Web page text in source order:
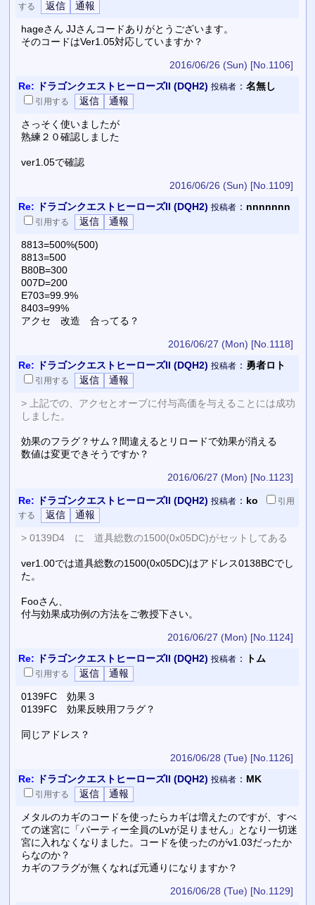
する
hageさん JJさんコードありがとうございます。
そのコードはVer1.05対応していますか？
2016/06/26 (Sun) [No.1106]
Re: ドラゴンクエストヒーローズII (DQH2) 投稿者： 名無し
引用する
さっそく使いましたが
熟練２０確認しました
ver1.05で確認
2016/06/26 (Sun) [No.1109]
Re: ドラゴンクエストヒーローズII (DQH2) 投稿者： nnnnnnn
引用する
8813=500%(500)
8813=500
B80B=300
007D=200
E703=99.9%
8403=99%
アクセ 改造 合ってる？
2016/06/27 (Mon) [No.1118]
Re: ドラゴンクエストヒーローズII (DQH2) 投稿者： 勇者ロト
引用する
> 上記での、アクセとオーブに付与高価を与えることには成功
しました。
効果のフラグ？サム？間違えるとリロードで効果が消える
数値は変更できそうですか？
2016/06/27 (Mon) [No.1123]
Re: ドラゴンクエストヒーローズII (DQH2) 投稿者： ko
引用
する
> 0139D4 に 道具総数の1500(0x05DC)がセットしてある
ver1.00では道具総数の1500(0x05DC)はアドレス0138BCでし
た。
Fooさん、
付与効果成功例の方法をご教授下さい。
2016/06/27 (Mon) [No.1124]
Re: ドラゴンクエストヒーローズII (DQH2) 投稿者： トム
引用する
0139FC 効果３
0139FC 効果反映用フラグ？
同じアドレス？
2016/06/28 (Tue) [No.1126]
Re: ドラゴンクエストヒーローズII (DQH2) 投稿者： MK
引用する
メタルのカギのコードを使ったらカギは増えたのですが、すべ
ての迷宮に「パーティー全員のLvが足りません」となり一切迷
宮に入れなくなりました。コードを使ったのがv1.03だったか
らなのか？
カギのフラグが無くなれば元通りになりますか？
2016/06/28 (Tue) [No.1129]